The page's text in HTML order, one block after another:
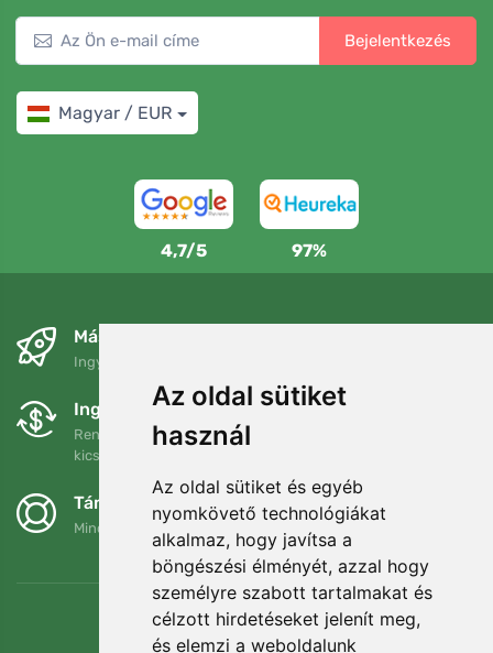
Az oldal sütiket
használ
Az oldal sütiket és egyéb
nyomkövető technológiákat
alkalmaz, hogy javítsa a
böngészési élményét, azzal hogy
személyre szabott tartalmakat és
célzott hirdetéseket jelenít meg,
és elemzi a weboldalunk
Bejelentkezés
Magyar / EUR
4,7/5 97%
Másnapra és ingyenesen
Ingyenes szállítás a következő összeg felett: 80 EUR
Ingyenes csere és visszaküldés
Rendelését 90 napon belül bármikor visszaküldheti vagy
kicserélheti.
Támogatjuk a Trees.org-ot
Minden megrendelésért ültetünk egy fát! Bővebben